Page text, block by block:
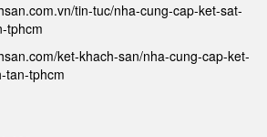
tin-tuc/nha-cung-cap-ket-sat-
tphcm
ket-khach-san/nha-cung-cap-ket-
tan-tphcm